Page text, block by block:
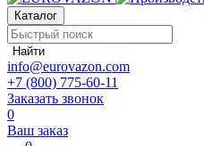
Каталог
Найти
info@eurovazon.com
+7 (800) 775-60-11
Заказать звонок
0
Ваш заказ